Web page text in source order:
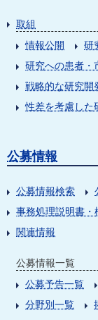
取組
情報公開
研
研究への患者・
戦略的な研究開
性差を考慮した
公募情報
公募情報検索
事務処理説明書・
関連情報
公募情報一覧
公募予告一覧
分野別一覧